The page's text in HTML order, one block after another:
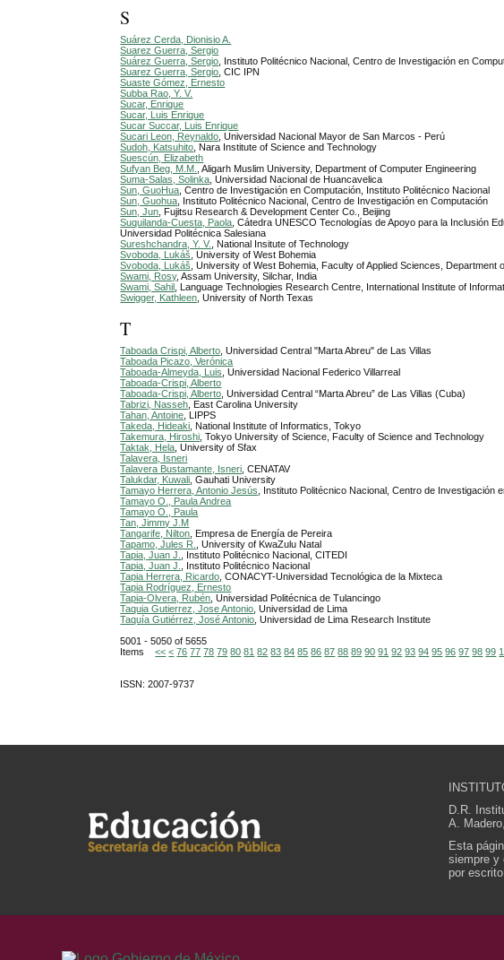
S
Suárez Cerda, Dionisio A.
Suarez Guerra, Sergio
Suárez Guerra, Sergio , Instituto Politécnico Nacional, Centro de Investigación en
Suarez Guerra, Sergio , CIC IPN
Suaste Gómez, Ernesto
Subba Rao, Y. V.
Sucar, Enrique
Sucar, Luis Enrique
Sucar Succar, Luis Enrique
Sucari Leon, Reynaldo , Universidad Nacional Mayor de San Marcos - Perú
Sudoh, Katsuhito , Nara Institute of Science and Technology
Suescún, Elizabeth
Sufyan Beg, M.M.
, Aligarh Muslim University, Department of Computer Engineering
Suma-Salas, Solinka , Universidad Nacional de Huancavelica
Sun, GuoHua , Centro de Investigación en Computación, Instituto Politécnico Nacional
Sun, Guohua , Instituto Politécnico Nacional, Centro de Investigación en Computación
Sun, Jun , Fujitsu Research & Development Center Co., Beijing
Suquilanda-Cuesta, Paola , Cátedra UNESCO Tecnologías de Apoyo para la Inclusión
Universidad Politécnica Salesiana
Sureshchandra, Y. V.
, National Insitute of Technology
Svoboda, Lukáš , University of West Bohemia
Svoboda, Lukáš , University of West Bohemia, Faculty of Applied Sciences, Department
Swami, Rosy, Assam University, Silchar, India
Swami, Sahil
, Language Technologies Research Centre, International Institute of
Swigger, Kathleen , University of North Texas
T
Taboada Crispi, Alberto, Universidad Central "Marta Abreu" de Las Villas
Taboada Picazo, Verónica
Taboada-Almeyda, Luis, Universidad Nacional Federico Villarreal
Taboada-Crispi, Alberto
Taboada-Crispi, Alberto, Universidad Central “Marta Abreu” de Las Villas (Cuba)
Tabrizi, Nasseh, East Carolina University
Tahan, Antoine, LIPPS
Takeda, Hideaki, National Institute of Informatics, Tokyo
Takemura, Hiroshi, Tokyo University of Science, Faculty of Science and Technology
Taktak, Hela, University of Sfax
Talavera, Isneri
Talavera Bustamante, Isneri, CENATAV
Talukdar, Kuwali, Gauhati University
Tamayo Herrera, Antonio Jesús, Instituto Politécnico Nacional, Centro de Investigación
Tamayo O., Paula Andrea
Tamayo O., Paula
Tan, Jimmy J.M
Tangarife, Nilton, Empresa de Energía de Pereira
Tapamo, Jules R., University of KwaZulu Natal
Tapia, Juan J., Instituto Politécnico Nacional, CITEDI
Tapia, Juan J., Instituto Politécnico Nacional
Tapia Herrera, Ricardo, CONACYT-Universidad Tecnológica de la Mixteca
Tapia Rodríguez, Ernesto
Tapia-Olvera, Rubén, Universidad Politécnica de Tulancingo
Taquia Gutierrez, Jose Antonio, Universidad de Lima
Taquía Gutiérrez, José Antonio, Universidad de Lima Research Institute
5001 - 5050 of 5655
Items<< < 76 77 78 79 80 81 82 83 84 85 86 87 88 89 90 91 92 93 94 95 96 97 98 99
ISSN: 2007-9737
D.R.
A.
Esta
siempre y
por